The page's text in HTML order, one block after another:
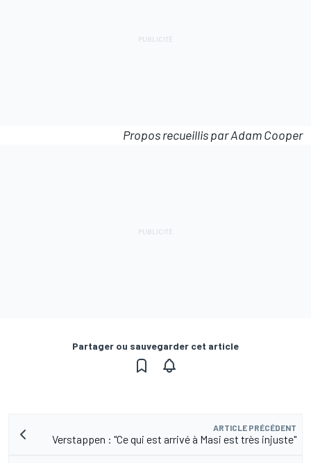
Propos recueillis par Adam Cooper
Partager ou sauvegarder cet article
ARTICLE PRÉCÉDENT
Verstappen : "Ce qui est arrivé à Masi est très injuste"